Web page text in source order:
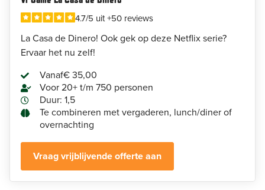
4.7/5 uit +50 reviews
La Casa de Dinero! Ook gek op deze Netflix serie?
Ervaar het nu zelf!
Vanaf€ 35,00
Voor 20+ t/m 750 personen
Duur: 1,5
Te combineren met vergaderen, lunch/diner of
overnachting
Vraag vrijblijvende offerte aan